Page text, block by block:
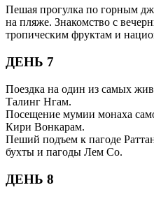
Пешая прогулка по горным
на пляже. Знакомство с
тропическим фруктам и
ДЕНЬ 7
Поездка на один из самых
Талинг Нгам.
Посещение мумии монаха
Кири Вонкарам.
Пеший подъем к пагоде
бухты и пагоды Лем Со.
ДЕНЬ 8